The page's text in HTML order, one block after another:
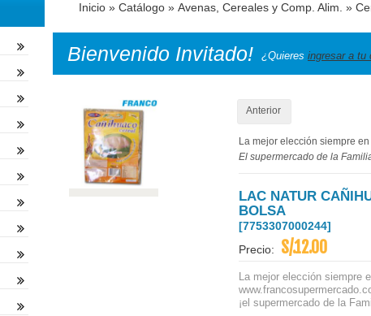
Inicio » Catálogo » Avenas, Cereales y Comp. Alim. »
Bienvenido Invitado! ¿Quieres ingresar a tu
Anterior
La mejor elección siempre
El supermercado de la
LAC NATUR
BOLSA
[7753307000244]
Precio: S/.12.00
La mejor elección siempre
¡el supermercado de la